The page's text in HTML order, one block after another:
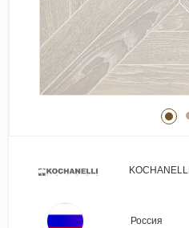
Лепнина
Клеевая продукция
Паркетные лаки и масла
Плинтус
KOCHANELLI
Россия